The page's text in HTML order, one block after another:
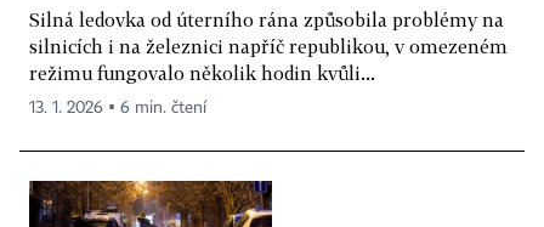
Silná ledovka od úterního rána způsobila problémy na
silnicích i na železnici napříč republikou, v omezeném
režimu fungovalo několik hodin kvůli...
13. 1. 2026 ▪ 6 min. čtení